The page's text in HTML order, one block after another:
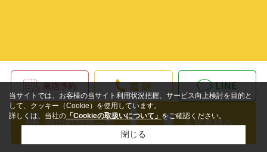
当サイトでは、お客様の当サイト利用状況把握、サービス向上検討を目的と
して、クッキー（Cookie）を使用しています。
詳しくは、当社の 「Cookieの取扱いについて」 をご確認ください。
閉じる